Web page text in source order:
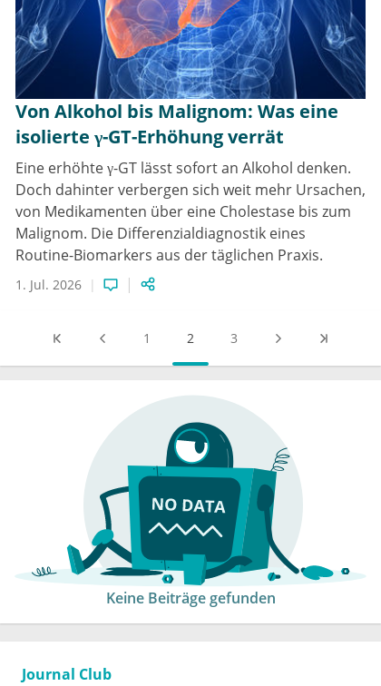
Von Alkohol bis Malignom: Was eine
isolierte γ-GT-Erhöhung verrät
Eine erhöhte γ-GT lässt sofort an Alkohol denken.
Doch dahinter verbergen sich weit mehr Ursachen,
von Medikamenten über eine Cholestase bis zum
Malignom. Die Differenzialdiagnostik eines
Routine-Biomarkers aus der täglichen Praxis.
1. Jul. 2026
1 2 3
Keine Beiträge gefunden
Journal Club